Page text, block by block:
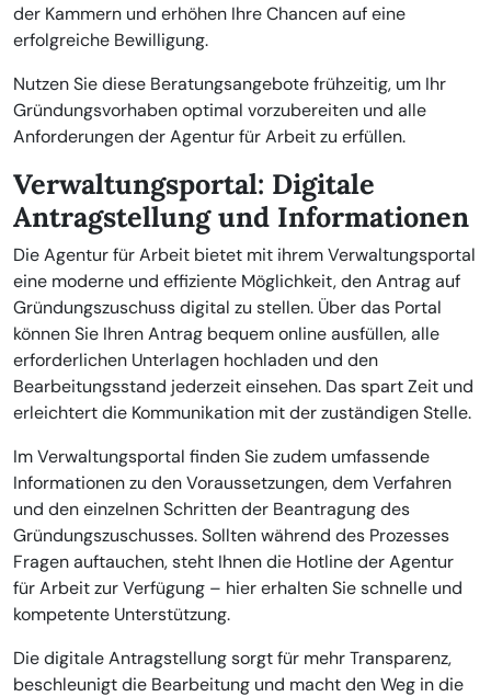
der Kammern und erhöhen Ihre Chancen auf eine
erfolgreiche Bewilligung.
Nutzen Sie diese Beratungsangebote frühzeitig, um Ihr
Gründungsvorhaben optimal vorzubereiten und alle
Anforderungen der Agentur für Arbeit zu erfüllen.
Verwaltungsportal: Digitale
Antragstellung und Informationen
Die Agentur für Arbeit bietet mit ihrem Verwaltungsportal
eine moderne und effiziente Möglichkeit, den Antrag auf
Gründungszuschuss digital zu stellen. Über das Portal
können Sie Ihren Antrag bequem online ausfüllen, alle
erforderlichen Unterlagen hochladen und den
Bearbeitungsstand jederzeit einsehen. Das spart Zeit und
erleichtert die Kommunikation mit der zuständigen Stelle.
Im Verwaltungsportal finden Sie zudem umfassende
Informationen zu den Voraussetzungen, dem Verfahren
und den einzelnen Schritten der Beantragung des
Gründungszuschusses. Sollten während des Prozesses
Fragen auftauchen, steht Ihnen die Hotline der Agentur
für Arbeit zur Verfügung – hier erhalten Sie schnelle und
kompetente Unterstützung.
Die digitale Antragstellung sorgt für mehr Transparenz,
beschleunigt die Bearbeitung und macht den Weg in die